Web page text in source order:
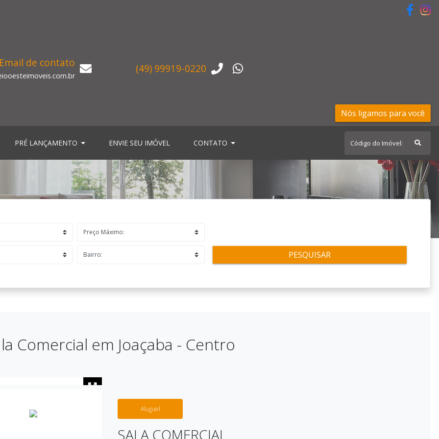
de contato (49) 99919-0220
Nós ligamos para você
PRÉ LANÇAMENTO ENVIE SEU IMÓVEL CONTATO
PESQUISAR
Comercial em Joaçaba - Centro
Aluguel
SALA COMERCIAL